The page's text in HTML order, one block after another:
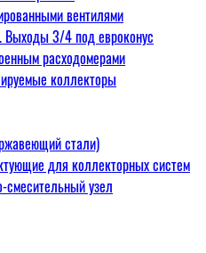
вентилями
Выходы 3/4 под евроконус
расходомерами
коллекторы
стали)
для коллекторных систем
смесительный узел